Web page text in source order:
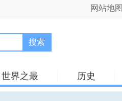
网站地图
搜索
世界之最 历史